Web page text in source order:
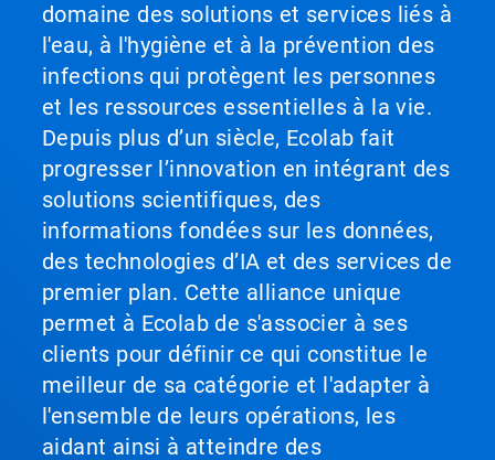
domaine des solutions et services liés à
l'eau, à l'hygiène et à la prévention des
infections qui protègent les personnes
et les ressources essentielles à la vie.
Depuis plus d’un siècle, Ecolab fait
progresser l’innovation en intégrant des
solutions scientifiques, des
informations fondées sur les données,
des technologies d’IA et des services de
premier plan. Cette alliance unique
permet à Ecolab de s'associer à ses
clients pour définir ce qui constitue le
meilleur de sa catégorie et l'adapter à
l'ensemble de leurs opérations, les
aidant ainsi à atteindre des